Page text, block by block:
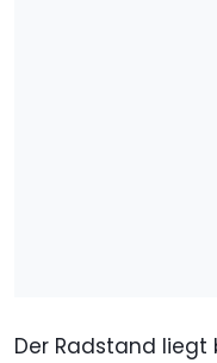
Der Radstand liegt